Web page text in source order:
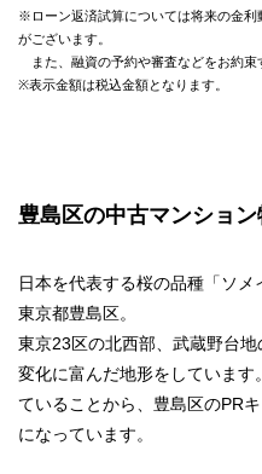
※ローン返済試算については将来の金
がございます。
また、融資の予約や審査などをお約束
※表示金額は税込金額となります。
豊島区の中古マンショ
日本を代表する桜の品種「ソメ
東京都豊島区。
東京23区の北西部、武蔵野台
変化に富んだ地形をしていま
ていることから、豊島区のPR
になっています。